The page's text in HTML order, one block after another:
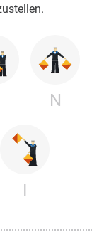
N
I